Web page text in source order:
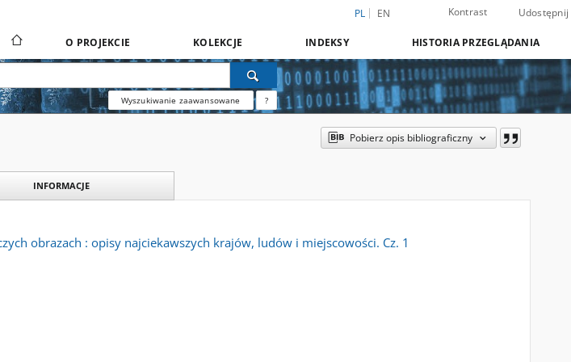
PL EN Kontrast Udostępnij
O PROJEKCIE KOLEKCJE INDEKSY HISTORIA PRZEGLĄDANIA
Wyszukiwanie zaawansowane ?
Pobierz opis bibliograficzny
INFORMACJE
obrazach : opisy najciekawszych krajów, ludów i miejscowości. Cz. 1